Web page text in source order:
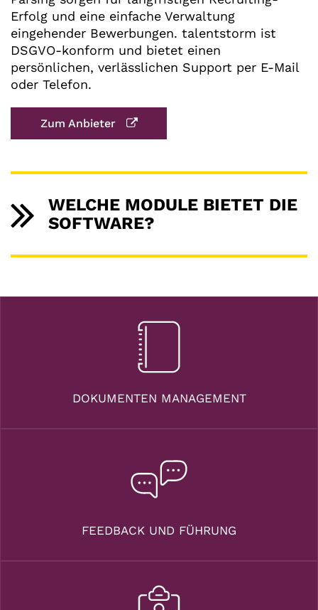
Erfolg und eine einfache Verwaltung
eingehender Bewerbungen. talentstorm ist
DSGVO-konform und bietet einen
persönlichen, verlässlichen Support per E-Mail
oder Telefon.
Zum Anbieter
WELCHE MODULE BIETET DIE
SOFTWARE?
DOKUMENTEN MANAGEMENT
FEEDBACK UND FÜHRUNG